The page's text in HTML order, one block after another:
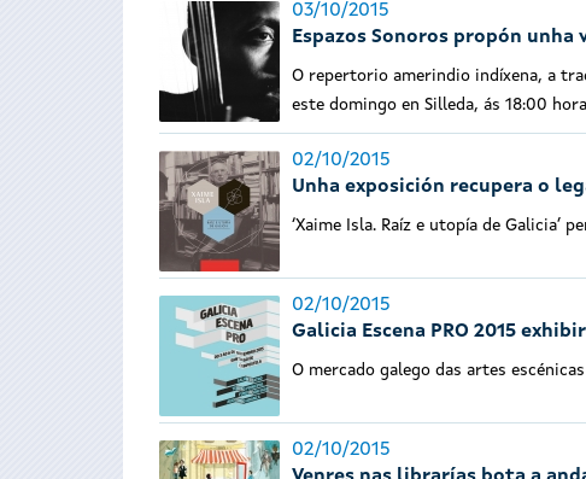
03/10/2015
Espazos Sonoros propón
O repertorio amerindio indíxena, a
este domingo en Silleda, ás 18:00
02/10/2015
Unha exposición recupera o
‘Xaime Isla. Raíz e utopía de
02/10/2015
Galicia Escena PRO 2015
O mercado galego das artes
02/10/2015